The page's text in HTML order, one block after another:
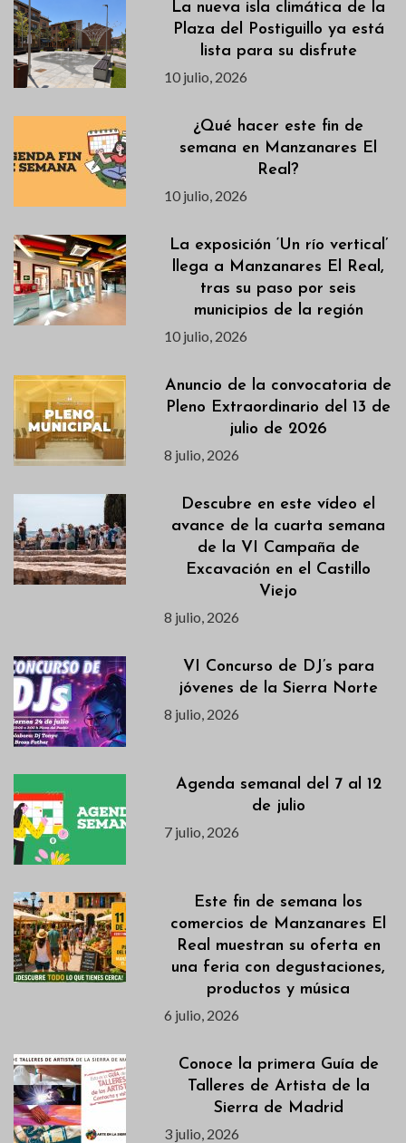
La nueva isla climática de la
Plaza del Postiguillo ya está
lista para su disfrute
10 julio, 2026
¿Qué hacer este fin de
semana en Manzanares El
Real?
10 julio, 2026
La exposición ‘Un río vertical’
llega a Manzanares El Real,
tras su paso por seis
municipios de la región
10 julio, 2026
Anuncio de la convocatoria de
Pleno Extraordinario del 13 de
julio de 2026
8 julio, 2026
Descubre en este vídeo el
avance de la cuarta semana
de la VI Campaña de
Excavación en el Castillo
Viejo
8 julio, 2026
VI Concurso de DJ’s para
jóvenes de la Sierra Norte
8 julio, 2026
Agenda semanal del 7 al 12
de julio
7 julio, 2026
Este fin de semana los
comercios de Manzanares El
Real muestran su oferta en
una feria con degustaciones,
productos y música
6 julio, 2026
Conoce la primera Guía de
Talleres de Artista de la
Sierra de Madrid
3 julio, 2026